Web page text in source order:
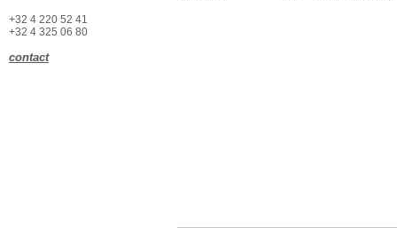
+32 4 220 52 41
+32 4 325 06 80
contact